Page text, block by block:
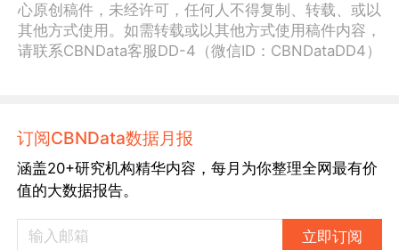
心原创稿件，未经许可，任何人不得复制、转载、或以
其他方式使用。如需转载或以其他方式使用稿件内容，
请联系CBNData客服DD-4（微信ID：CBNDataDD4）
订阅CBNData数据月报
涵盖20+研究机构精华内容，每月为你整理全网最有价
值的大数据报告。
立即订阅